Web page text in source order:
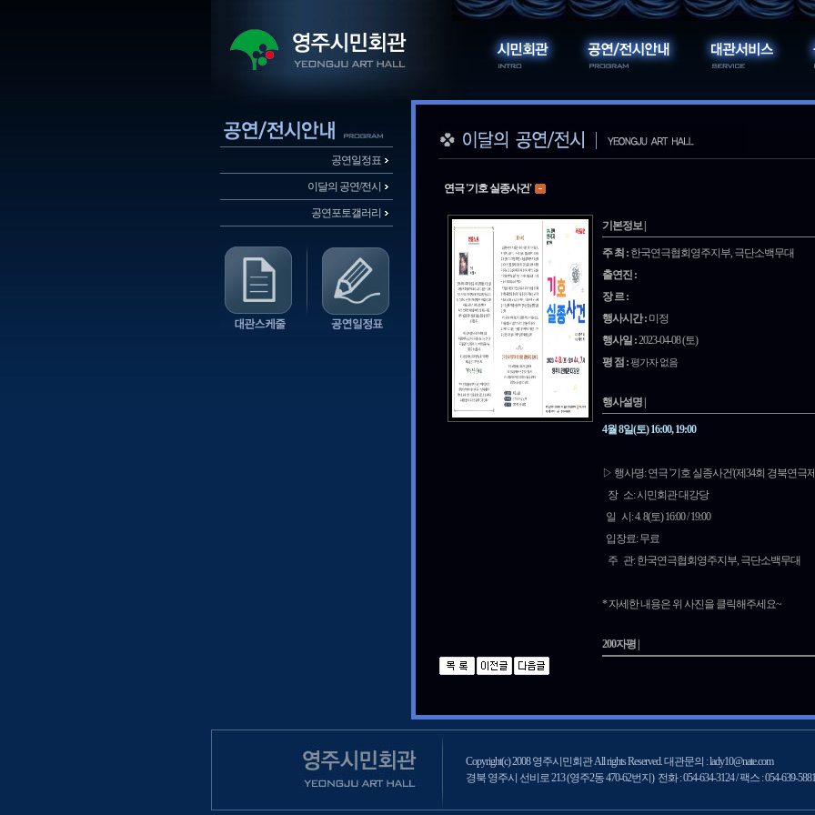
공연일정표
이달의 공연/전시
공연포토갤러리
연극 '기호 실종사건'
기본정보 |
주 최 : 한국연극협회영주지부, 극단소백무대
출연진 :
장 르 :
행사시간 : 미정
행사일 :2023-04-08 (토)
평 점 :평가자 없음
행사설명 |
4월 8일(토) 16:00, 19:00
▷ 행사명: 연극 '기호 실종사건'(제34회 경북연극
장 소: 시민회관 대강당
일 시: 4. 8(토) 16:00 / 19:00
입장료: 무료
주 관: 한국연극협회영주지부, 극단소백무대
* 자세한 내용은 위 사진을 클릭해주세요~
200자평 |
Copyright(c) 2008 영주시민회관 All rights Reserved. 대관문의 : lady10@nate.com
경북 영주시 선비로 213 (영주2동 470-62번지) 전화 : 054-634-3124 / 팩스 : 054-639-5881